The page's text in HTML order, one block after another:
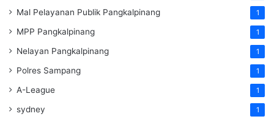
Mal Pelayanan Publik Pangkalpinang 1
MPP Pangkalpinang 1
Nelayan Pangkalpinang 1
Polres Sampang 1
A-League 1
sydney 1